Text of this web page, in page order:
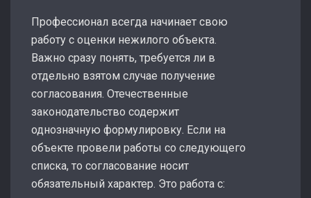
Профессионал всегда начинает свою
работу с оценки нежилого объекта.
Важно сразу понять, требуется ли в
отдельно взятом случае получение
согласования. Отечественные
законодательство содержит
однозначную формулировку. Если на
объекте провели работы со следующего
списка, то согласование носит
обязательный характер. Это работа с: